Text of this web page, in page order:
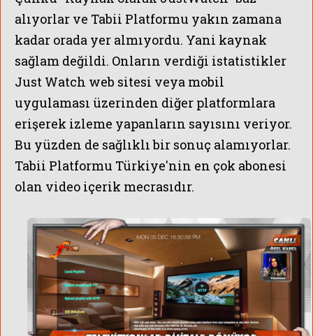
ABD'Lİ NOW
alıyorlar ve Tabii Platformu yakın zamana
kadar orada yer almıyordu. Yani kaynak
sağlam değildi. Onların verdiği istatistikler
Just Watch web sitesi veya mobil
uygulaması üzerinden diğer platformlara
erişerek izleme yapanların sayısını veriyor.
Bu yüzden de sağlıklı bir sonuç alamıyorlar.
Tabii Platformu Türkiye'nin en çok abonesi
olan video içerik mecrasıdır.